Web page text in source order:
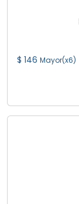
$ 146 Mayor(x6)